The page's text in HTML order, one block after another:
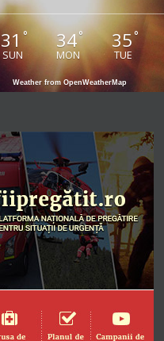
31°
SUN
34°
MON
35°
TUE
Weather from OpenWeatherMap